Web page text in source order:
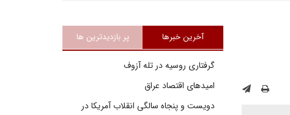
آخرین خبرها پر بازدیدترین ها
گرفتاری روسیه در تله آزوف
امیدهای اقتصاد عراق
دویست و پنجاه سالگی انقلاب آمریکا در